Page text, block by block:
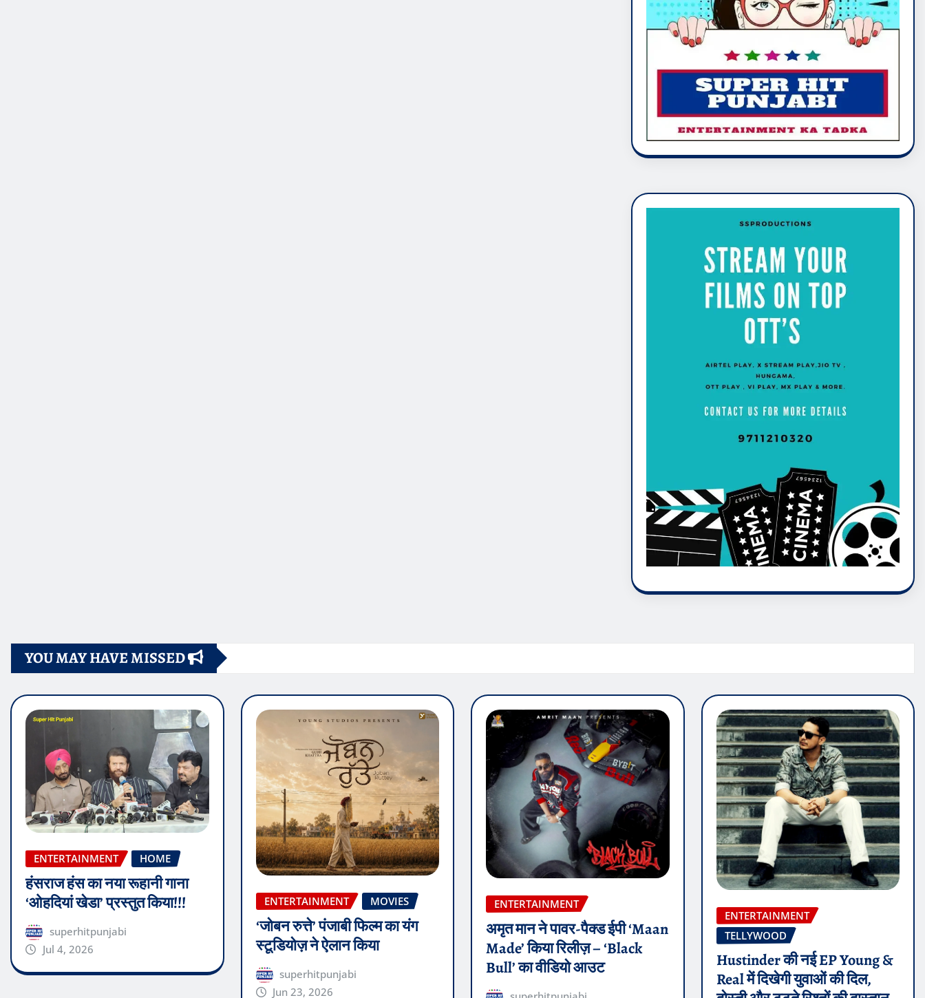
YOU MAY HAVE MISSED
ENTERTAINMENT HOME
हंसराज हंस का नया रूहानी गाना
‘ओहदियां खेडा’ प्रस्तुत किया!!!
superhitpunjabi
Jul 4, 2026
ENTERTAINMENT MOVIES
‘जोबन रुत्ते’ पंजाबी फिल्म का यंग
स्टूडियोज़ ने ऐलान किया
superhitpunjabi
Jun 23, 2026
ENTERTAINMENT
अमृत मान ने पावर-पैक्ड ईपी ‘Maan
Made’ किया रिलीज़ – ‘Black
Bull’ का वीडियो आउट
ENTERTAINMENT
TELLYWOOD
Hustinder की नई EP Young &
Real में दिखेगी युवाओं की दिल,